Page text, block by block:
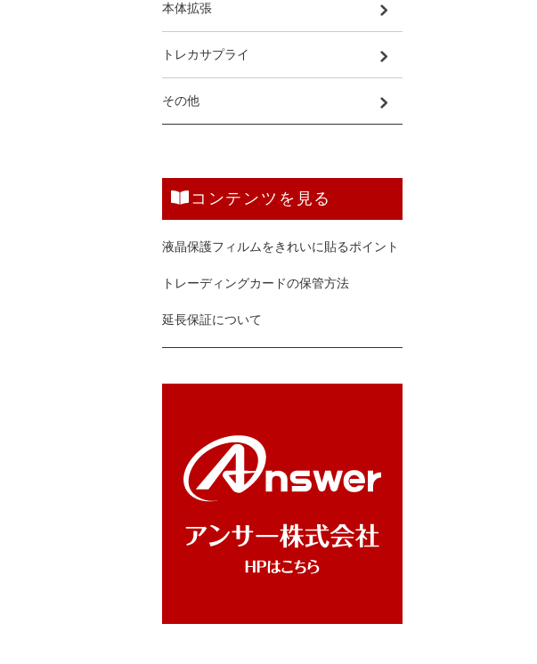
本体拡張
トレカサプライ
その他
コンテンツを見る
液晶保護フィルムをきれいに貼るポイント
トレーディングカードの保管方法
延長保証について